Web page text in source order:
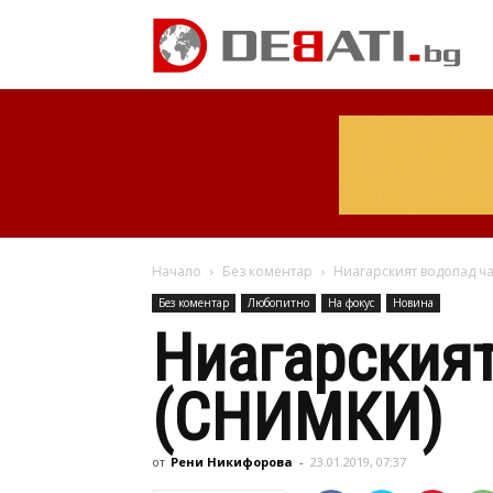
Начало Без коментар Ниагарският водопад
Без коментар Любопитно На фокус Новина
(СНИМКИ)
от Рени Никифорова - 23.01.2019, 07:37